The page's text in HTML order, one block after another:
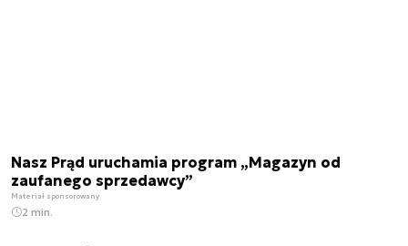
Nasz Prąd uruchamia program „Magazyn od
zaufanego sprzedawcy”
Materiał sponsorowany
2 min.